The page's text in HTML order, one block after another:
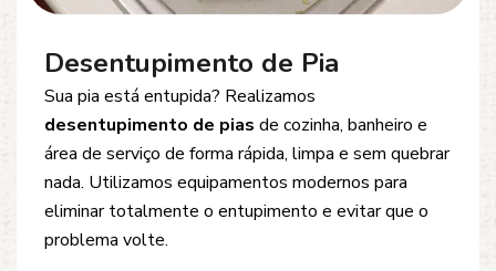
Desentupimento de Esgoto
Problemas comentupimento de esgoto
Oferecemos soluções rápidas e eficientes para
desobstrução de redes de esgoto, caixas de
inspeção e tubulações. Utilizamos equipamentos
modernos e técnicas seguras que garantem um
serviço limpo, ágil e sem danos à estrutura.